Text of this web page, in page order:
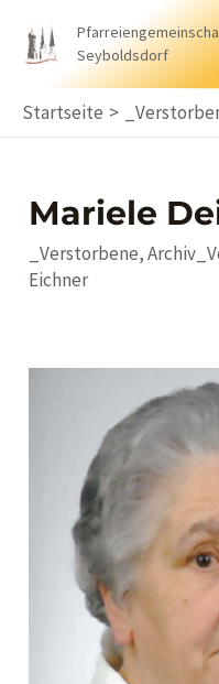
Inhalt
Seyboldsdorf
Startseite
Mariele
_Verstorbene,
Eichner